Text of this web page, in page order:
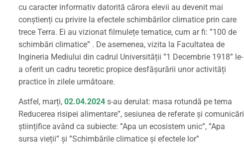
cu caracter informativ datorită cărora elevii au devenit mai
conștienți cu privire la efectele schimbărilor climatice prin care
trece Terra. Ei au vizionat filmulețe tematice, cum ar fi: ”100 de
schimbări climatice” . De asemenea, vizita la Facultatea de
Ingineria Mediului din cadrul Universității ”1 Decembrie 1918” le-
a oferit un cadru teoretic propice desfășurării unor activități
practice în zilele următoare.
Astfel, marți, 02.04.2024 s-au derulat: masa rotundă pe tema
Reducerea risipei alimentare”, sesiunea de referate și comunicări
științifice având ca subiecte: ”Apa un ecosistem unic”, ”Apa
sursa vieții” și ”Schimbările climatice și efectele lor”